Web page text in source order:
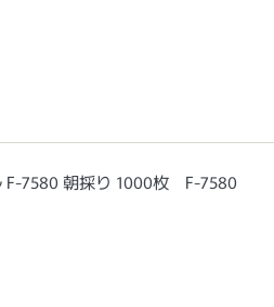
7580 朝採り 1000枚 F-7580